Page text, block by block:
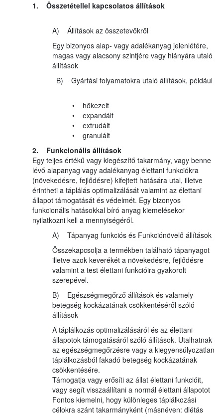
1. Összetétellel kapcsolatos állítások
A) Állítások az összetevőkről
Egy bizonyos alap- vagy adalékanyag jelenlétére,
magas vagy alacsony szintjére vagy hiányára utaló
állítások
B) Gyártási folyamatokra utaló állítások, például
• hőkezelt
• expandált
• extrudált
• granulált
2. Funkcionális állítások
Egy teljes értékű vagy kiegészítő takarmány, vagy benne
lévő alapanyag vagy adalékanyag élettani funkciókra
(növekedésre, fejlődésre) kifejtett hatására utal, illetve
érintheti a táplálás optimalizálását valamint az élettani
állapot támogatását és védelmét. Egy bizonyos
funkcionális hatásokkal bíró anyag kiemelésekor
nyilatkozni kell a mennyiségéről.
A) Tápanyag funkciós és Funkciónövelő állítások
Összekapcsolja a termékben található tápanyagot
illetve azok keverékét a növekedésre, fejlődésre
valamint a test élettani funkcióira gyakorolt
szerepével.
B) Egészségmegőrző állítások és valamely
betegség kockázatának csökkentéséről szóló
állítások
A táplálkozás optimalizálásáról és az élettani
állapotok támogatásáról szóló állítások. Utalhatnak
az egészségmegőrzésre vagy a kiegyensúlyozatlan
táplálkozásból fakadó betegség kockázatának
csökkentésére.
Támogatja vagy erősíti az állat élettani funkcióit,
vagy segít visszaállítani a normál élettani állapotot
Fontos kiemelni, hogy különleges táplálkozási
célokra szánt takarmányként (másnéven: diétás